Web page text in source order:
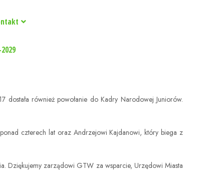
dostała również powołanie do Kadry Narodowej Juniorów.
czterech lat oraz Andrzejowi Kajdanowi, który biega z
Dziękujemy zarządowi GTW za wsparcie, Urzędowi Miasta